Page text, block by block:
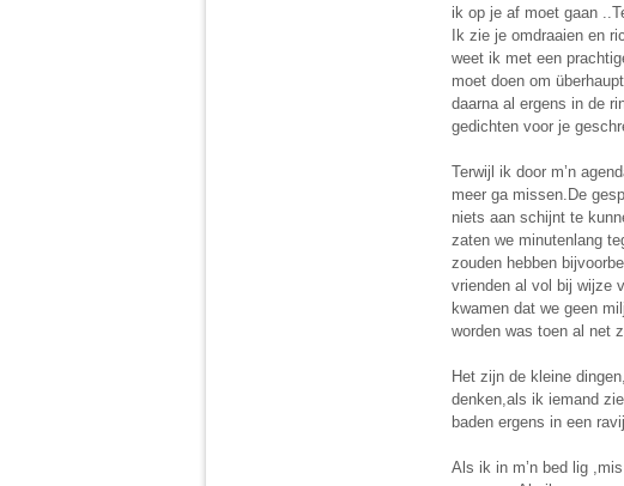
ik op je af moet gaan
Ik zie je omdraaien en
weet ik met een
moet doen om
daarna al ergens in de
gedichten voor je
Terwijl ik door m’n
meer ga missen.De
niets aan schijnt te
zaten we minutenlang
zouden hebben
vrienden al vol bij wijze
kwamen dat we geen
worden was toen al net
Het zijn de kleine
denken,als ik iemand
baden ergens in een
Als ik in m’n bed lig